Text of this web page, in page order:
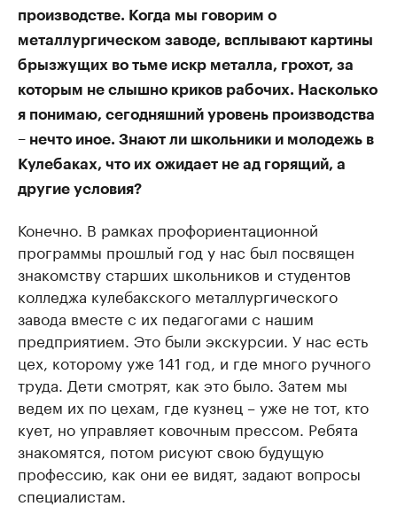
производстве. Когда мы говорим о
металлургическом заводе, всплывают картины
брызжущих во тьме искр металла, грохот, за
которым не слышно криков рабочих. Насколько
я понимаю, сегодняшний уровень производства
– нечто иное. Знают ли школьники и молодежь в
Кулебаках, что их ожидает не ад горящий, а
другие условия?
Конечно. В рамках профориентационной
программы прошлый год у нас был посвящен
знакомству старших школьников и студентов
колледжа кулебакского металлургического
завода вместе с их педагогами с нашим
предприятием. Это были экскурсии. У нас есть
цех, которому уже 141 год, и где много ручного
труда. Дети смотрят, как это было. Затем мы
ведем их по цехам, где кузнец – уже не тот, кто
кует, но управляет ковочным прессом. Ребята
знакомятся, потом рисуют свою будущую
профессию, как они ее видят, задают вопросы
специалистам.